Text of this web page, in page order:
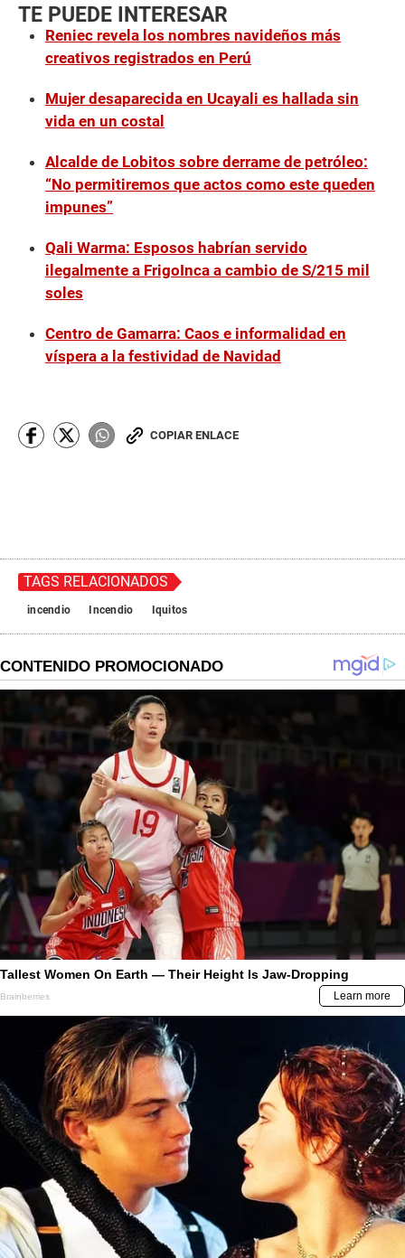
TE PUEDE INTERESAR
Reniec revela los nombres navideños más
creativos registrados en Perú
Mujer desaparecida en Ucayali es hallada sin
vida en un costal
Alcalde de Lobitos sobre derrame de petróleo:
“No permitiremos que actos como este queden
impunes”
Qali Warma: Esposos habrían servido
ilegalmente a FrigoInca a cambio de S/215 mil
soles
Centro de Gamarra: Caos e informalidad en
víspera a la festividad de Navidad
COPIAR ENLACE
TAGS RELACIONADOS
incendio Incendio Iquitos